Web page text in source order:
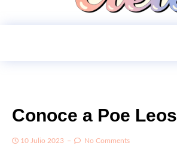
Conoce a Poe Leos
10 Julio 2023 No Comments